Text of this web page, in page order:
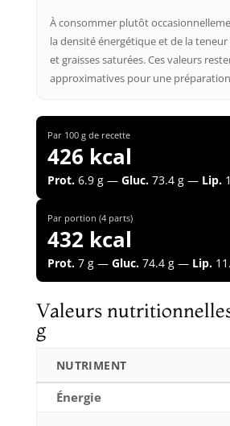
À consommer plutôt
la densité énergétique et de la teneur
et graisses saturées. Ces valeurs
approximatives pour une
Par 100 g de recette
426 kcal
Prot.6.9 g — Gluc.73.4 g — Lip.
Par portion (4 parts)
432 kcal
Prot.7 g — Gluc.74.4 g — Lip.
Valeurs
g
NUTRIMENT
Énergie